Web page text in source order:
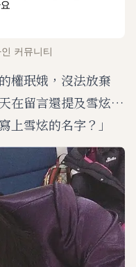
커뮤니티
權珉娥，沒法放棄
在留言還提及雪炫…
上雪炫的名字？」